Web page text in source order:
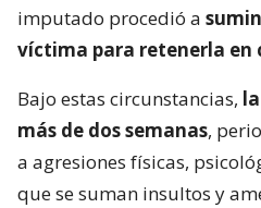
imputado procedió a
víctima para retenerla en
Bajo estas circunstancias,
más de dos semanas,
a agresiones físicas,
que se suman insultos y